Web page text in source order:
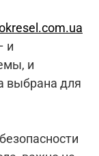
и
и
выбрана для